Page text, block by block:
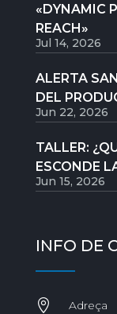
«DYNAMIC
REACH»
Jul 14, 2026
ALERTA
DEL
Jun 22, 2026
TALLER:
ESCONDE
Jun 15, 2026
INFO DE

Adreça